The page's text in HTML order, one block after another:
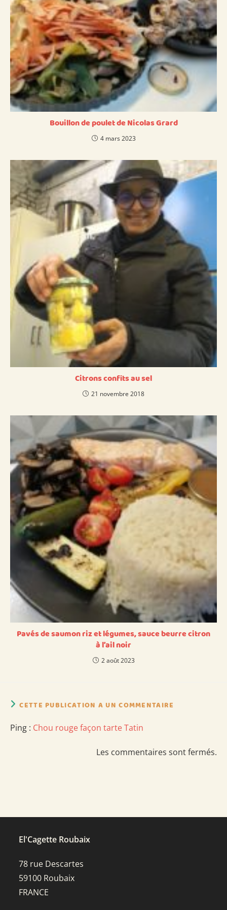
Bouillon de poulet de Nicolas Grard
4 mars 2023
Citrons confits au sel
21 novembre 2018
Pavés de saumon riz et légumes, sauce beurre citron
à l’ail noir
2 août 2023
CETTE PUBLICATION A UN COMMENTAIRE
Ping : Chou rouge façon tarte Tatin
Les commentaires sont fermés.
El'Cagette Roubaix
78 rue Descartes
59100 Roubaix
FRANCE